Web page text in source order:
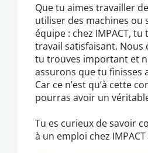
Que tu aimes travailler
utiliser des machines ou
équipe : chez IMPACT,
travail satisfaisant. Nous
tu trouves important et
assurons que tu finisses
Car ce n’est qu’à cette
pourras avoir un
Tu es curieux de savoir
à un emploi chez IMPACT